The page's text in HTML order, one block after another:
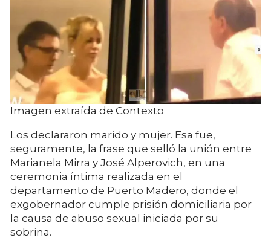
Imagen extraída de Contexto
Los declararon marido y mujer. Esa fue,
seguramente, la frase que selló la unión entre
Marianela Mirra y José Alperovich, en una
ceremonia íntima realizada en el
departamento de Puerto Madero, donde el
exgobernador cumple prisión domiciliaria por
la causa de abuso sexual iniciada por su
sobrina.